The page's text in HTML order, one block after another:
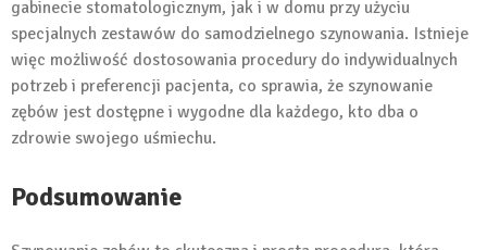
gabinecie stomatologicznym, jak i w domu przy użyciu
specjalnych zestawów do samodzielnego szynowania. Istnieje
więc możliwość dostosowania procedury do indywidualnych
potrzeb i preferencji pacjenta, co sprawia, że szynowanie
zębów jest dostępne i wygodne dla każdego, kto dba o
zdrowie swojego uśmiechu.
Podsumowanie